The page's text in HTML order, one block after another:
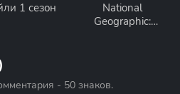
1 сезон
National
Geographic:
- 50 знаков.